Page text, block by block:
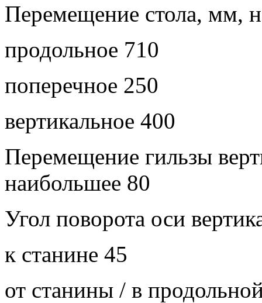
Перемещение стола, мм,
продольное 710
поперечное 250
вертикальное 400
Перемещение гильзы
наибольшее 80
Угол поворота оси
к станине 45
от станины / в